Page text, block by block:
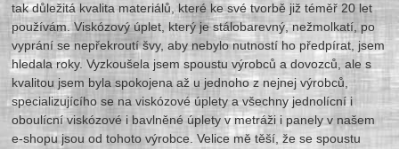
tak důležitá kvalita materiálů, které ke své tvorbě již téměř 20 let
používám. Viskózový úplet, který je stálobarevný, nežmolkatí, po
vyprání se nepřekroutí švy, aby nebylo nutností ho předpírat, jsem
hledala roky. Vyzkoušela jsem spoustu výrobců a dovozců, ale s
kvalitou jsem byla spokojena až u jednoho z nejnej výrobců,
specializujícího se na viskózové úplety a všechny jednolícní i
oboulícní viskózové i bavlněné úplety v metráži i panely v našem
e-shopu jsou od tohoto výrobce. Velice mě těší, že se spoustu